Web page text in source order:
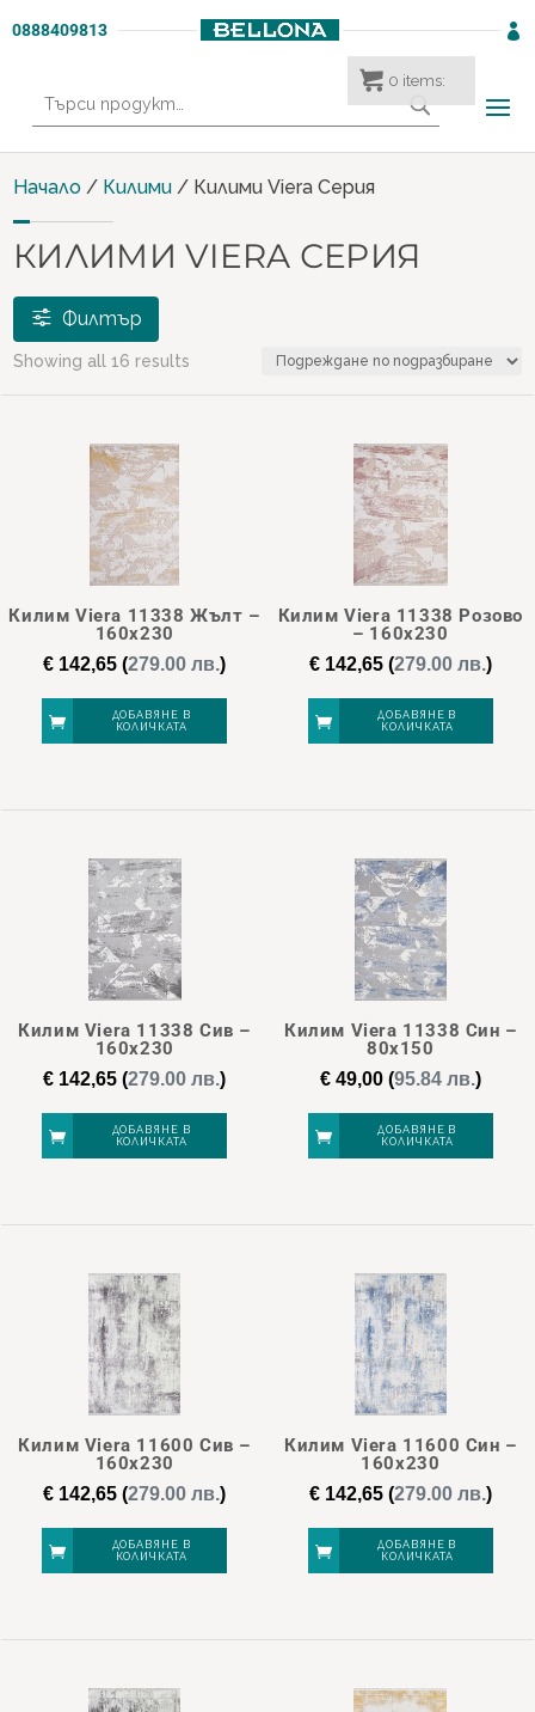
0888409813 
за:
Начало / Килими / Килими Viera Серия
КИЛИМИ VIERA СЕРИЯ
Филтър
Showing all 16 results
Килим Viera 11338 Жълт –
160х230
€ 142,65 (279.00 лв.)
ДОБАВЯНЕ В
КОЛИЧКАТА
Килим Viera 11338 Розово
– 160х230
€142,65(279.00 лв.)
ДОБАВЯНЕ В
КОЛИЧКАТА
Килим Viera 11338 Сив –
160х230
€ 142,65 (279.00 лв.)
ДОБАВЯНЕ В
КОЛИЧКАТА
Килим Viera 11338 Син –
80х150
€49,00(95.84 лв.)
ДОБАВЯНЕ В
КОЛИЧКАТА
Килим Viera 11600 Сив –
160х230
€ 142,65 (279.00 лв.)
ДОБАВЯНЕ В
КОЛИЧКАТА
Килим Viera 11600 Син –
160х230
€142,65(279.00 лв.)
ДОБАВЯНЕ В
КОЛИЧКАТА
0 items: